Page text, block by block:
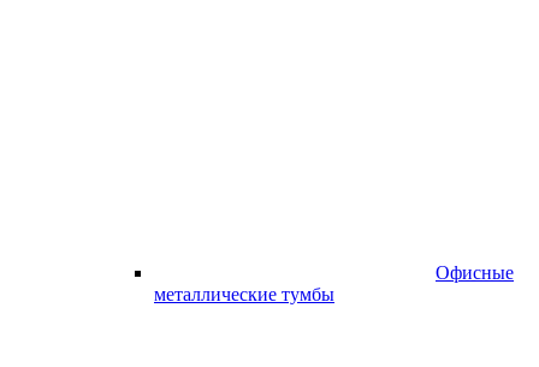
Офисные
металлические тумбы